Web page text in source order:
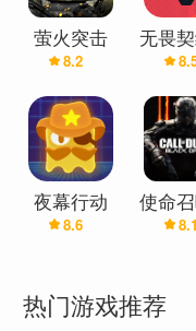
萤火突击
8.2
无畏契
源能
夜幕行动
8.6
使命
黑色8.1
热门游戏推荐